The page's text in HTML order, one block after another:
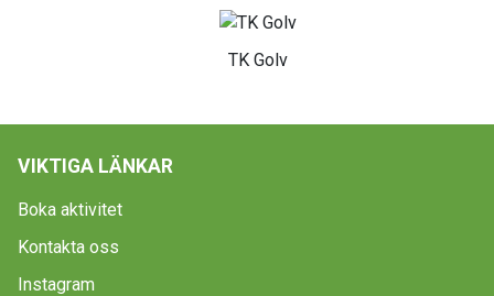
TK Golv
VIKTIGA LÄNKAR
Boka aktivitet
Kontakta oss
Instagram